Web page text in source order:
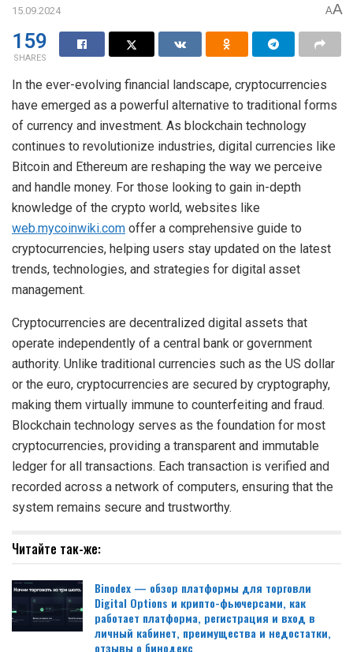
15.09.2024 AA
159
SHARES
In the ever-evolving financial landscape, cryptocurrencies
have emerged as a powerful alternative to traditional forms
of currency and investment. As blockchain technology
continues to revolutionize industries, digital currencies like
Bitcoin and Ethereum are reshaping the way we perceive
and handle money. For those looking to gain in-depth
knowledge of the crypto world, websites like
web.mycoinwiki.com offer a comprehensive guide to
cryptocurrencies, helping users stay updated on the latest
trends, technologies, and strategies for digital asset
management.
Cryptocurrencies are decentralized digital assets that
operate independently of a central bank or government
authority. Unlike traditional currencies such as the US dollar
or the euro, cryptocurrencies are secured by cryptography,
making them virtually immune to counterfeiting and fraud.
Blockchain technology serves as the foundation for most
cryptocurrencies, providing a transparent and immutable
ledger for all transactions. Each transaction is verified and
recorded across a network of computers, ensuring that the
system remains secure and trustworthy.
Читайте так-же:
Binodex — обзор платформы для торговли
Digital Options и крипто-фьючерсами, как
работает платформа, регистрация и вход в
личный кабинет, преимущества и недостатки,
отзывы о бинодекс